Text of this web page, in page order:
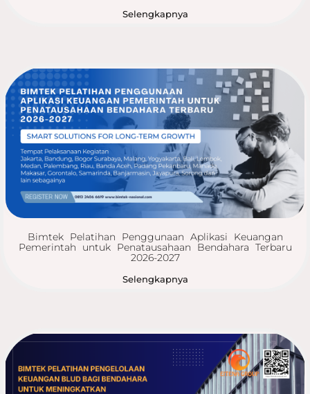
Selengkapnya
Bimtek Pelatihan Penggunaan Aplikasi Keuangan
Pemerintah untuk Penatausahaan Bendahara Terbaru
2026-2027
Selengkapnya